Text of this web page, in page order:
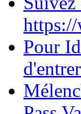
https://
Pour